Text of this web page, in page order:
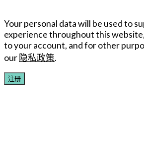
Your personal data will be used to
experience throughout this
to your account, and for other
our 隐私政策.
注册